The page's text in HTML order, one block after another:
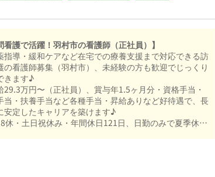
看護で活躍！羽村市の看護師（正社員）】
指導・緩和ケアなど在宅での療養支援まで対応できる訪
の看護師募集（羽村市）、未経験の方も歓迎でじっくり
きます♪
29.3万円〜（正社員）、賞与年1.5ヶ月分・資格手当・
当・扶養手当など各種手当・昇給ありなど好待遇で、長
安定したキャリアを築けます♪
8休・土日祝休み・年間休日121日、日勤のみで夏季休暇
、腰を据えて長く活躍できる職場です♪